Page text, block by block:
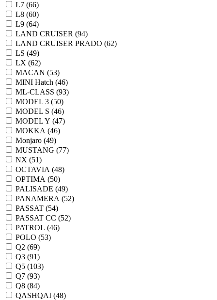
L7 (66)
L8 (60)
L9 (64)
LAND CRUISER (94)
LAND CRUISER PRADO (62)
LS (49)
LX (62)
MACAN (53)
MINI Hatch (46)
ML-CLASS (93)
MODEL 3 (50)
MODEL S (46)
MODEL Y (47)
MOKKA (46)
Monjaro (49)
MUSTANG (77)
NX (51)
OCTAVIA (48)
OPTIMA (50)
PALISADE (49)
PANAMERA (52)
PASSAT (54)
PASSAT CC (52)
PATROL (46)
POLO (53)
Q2 (69)
Q3 (91)
Q5 (103)
Q7 (93)
Q8 (84)
QASHQAI (48)